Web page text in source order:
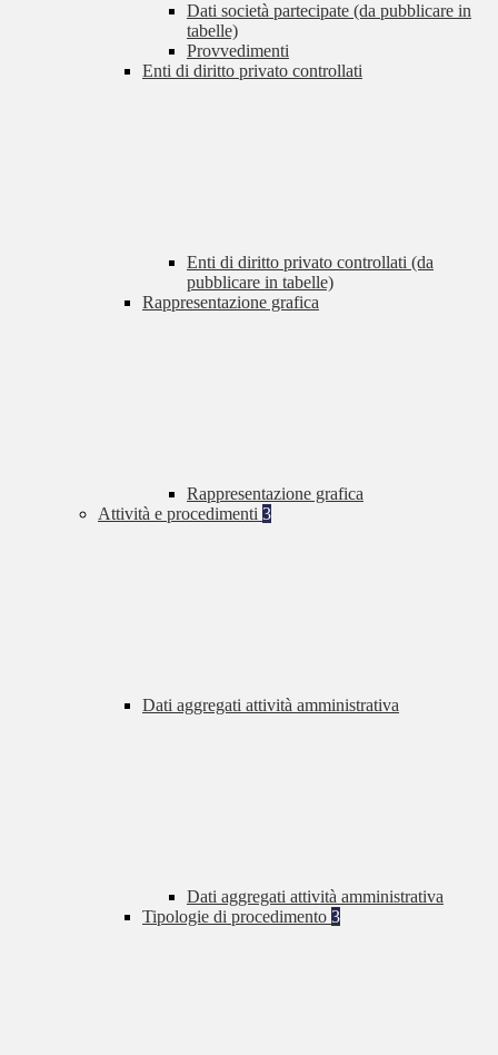
Dati società partecipate (da pubblicare in
tabelle)
Provvedimenti
Enti di diritto privato controllati
Enti di diritto privato controllati (da
pubblicare in tabelle)
Rappresentazione grafica
Rappresentazione grafica
Attività e procedimenti 3
Dati aggregati attività amministrativa
Dati aggregati attività amministrativa
Tipologie di procedimento 3